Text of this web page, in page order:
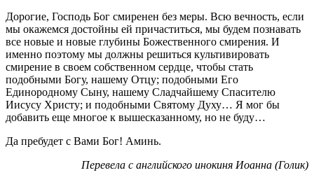
Дорогие, Господь Бог смиренен без меры. Всю вечность, если
мы окажемся достойны ей причаститься, мы будем познавать
все новые и новые глубины Божественного смирения. И
именно поэтому мы должны решиться культивировать
смирение в своем собственном сердце, чтобы стать
подобными Богу, нашему Отцу; подобными Его
Единородному Сыну, нашему Сладчайшему Спасителю
Иисусу Христу; и подобными Святому Духу… Я мог бы
добавить еще многое к вышесказанному, но не буду…
Да пребудет с Вами Бог! Аминь.
Перевела с английского инокиня Иоанна (Голик)